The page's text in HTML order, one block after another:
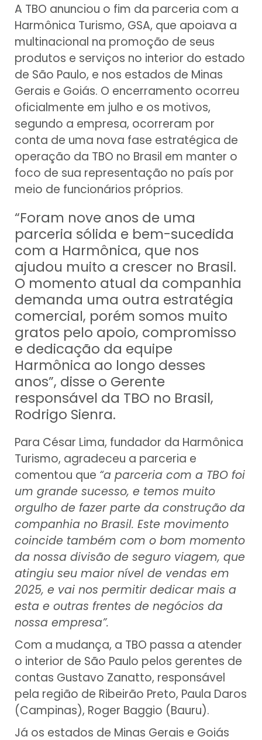
A TBO anunciou o fim da parceria com a
Harmônica Turismo, GSA, que apoiava a
multinacional na promoção de seus
produtos e serviços no interior do estado
de São Paulo, e nos estados de Minas
Gerais e Goiás. O encerramento ocorreu
oficialmente em julho e os motivos,
segundo a empresa, ocorreram por
conta de uma nova fase estratégica de
operação da TBO no Brasil em manter o
foco de sua representação no país por
meio de funcionários próprios.
“Foram nove anos de uma
parceria sólida e bem-sucedida
com a Harmônica, que nos
ajudou muito a crescer no Brasil.
O momento atual da companhia
demanda uma outra estratégia
comercial, porém somos muito
gratos pelo apoio, compromisso
e dedicação da equipe
Harmônica ao longo desses
anos”, disse o Gerente
responsável da TBO no Brasil,
Rodrigo Sienra.
Para César Lima, fundador da Harmônica
Turismo, agradeceu a parceria e
comentou que “a parceria com a TBO foi
um grande sucesso, e temos muito
orgulho de fazer parte da construção da
companhia no Brasil. Este movimento
coincide também com o bom momento
da nossa divisão de seguro viagem, que
atingiu seu maior nível de vendas em
2025, e vai nos permitir dedicar mais a
esta e outras frentes de negócios da
nossa empresa”.
Com a mudança, a TBO passa a atender
o interior de São Paulo pelos gerentes de
contas Gustavo Zanatto, responsável
pela região de Ribeirão Preto, Paula Daros
(Campinas), Roger Baggio (Bauru).
Já os estados de Minas Gerais e Goiás